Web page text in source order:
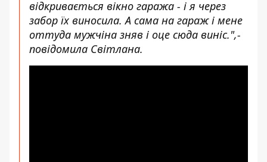
відкривається вікно гаража - і я через
забор їх виносила. А сама на гараж і мене
оттуда мужчіна зняв і оце сюда виніс.",-
повідомила Світлана.